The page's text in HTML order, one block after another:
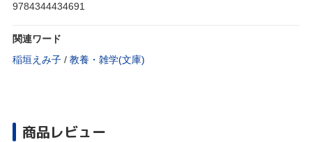
9784344434691
関連ワード
稲垣えみ子 / 教養・雑学(文庫)
商品レビュー